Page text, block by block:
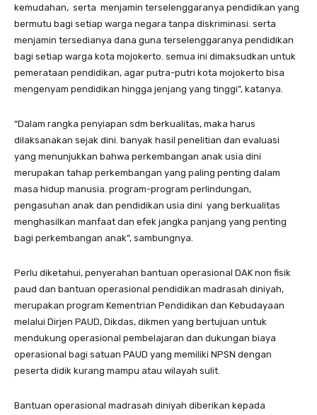
kemudahan, serta menjamin terselenggaranya pendidikan yang
bermutu bagi setiap warga negara tanpa diskriminasi. serta
menjamin tersedianya dana guna terselenggaranya pendidikan
bagi setiap warga kota mojokerto. semua ini dimaksudkan untuk
pemerataan pendidikan, agar putra-putri kota mojokerto bisa
mengenyam pendidikan hingga jenjang yang tinggi”, katanya.
“Dalam rangka penyiapan sdm berkualitas, maka harus
dilaksanakan sejak dini. banyak hasil penelitian dan evaluasi
yang menunjukkan bahwa perkembangan anak usia dini
merupakan tahap perkembangan yang paling penting dalam
masa hidup manusia. program-program perlindungan,
pengasuhan anak dan pendidikan usia dini yang berkualitas
menghasilkan manfaat dan efek jangka panjang yang penting
bagi perkembangan anak”, sambungnya.
Perlu diketahui, penyerahan bantuan operasional DAK non fisik
paud dan bantuan operasional pendidikan madrasah diniyah,
merupakan program Kementrian Pendidikan dan Kebudayaan
melalui Dirjen PAUD, Dikdas, dikmen yang bertujuan untuk
mendukung operasional pembelajaran dan dukungan biaya
operasional bagi satuan PAUD yang memiliki NPSN dengan
peserta didik kurang mampu atau wilayah sulit.
Bantuan operasional madrasah diniyah diberikan kepada